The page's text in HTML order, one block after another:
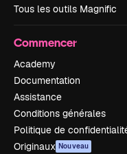
Tous les outils Magnific
Commencer
Academy
Documentation
Assistance
Conditions générales
Politique de
Originaux Nouveau